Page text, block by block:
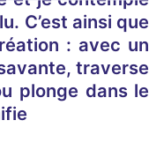
C’est ainsi que
: avec un
traverse
plonge dans le